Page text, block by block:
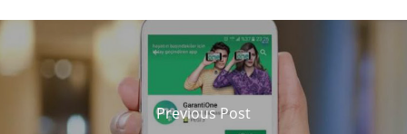
Previous Post